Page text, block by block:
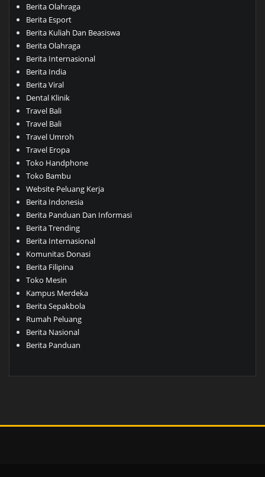
Berita Olahraga
Berita Esport
Berita Kuliah Dan Beasiswa
Berita Olahraga
Berita Internasional
Berita India
Berita Viral
Dental Klinik
Travel Bali
Travel Bali
Travel Umroh
Travel Eropa
Toko Handphone
Toko Bambu
Website Peluang Kerja
Berita Indonesia
Berita Panduan Dan Informasi
Berita Trending
Berita Internasional
Komunitas Donasi
Berita Filipina
Toko Mesin
Kampus Merdeka
Berita Sepakbola
Rumah Peluang
Berita Nasional
Berita Panduan